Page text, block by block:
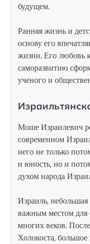
будущем.
Ранняя жизнь и
основу его
жизни. Его любовь
саморазвитию
ученого и
Моше Израилевич
современном
него не только
и юность, но и
духом народа
Израиль,
важным местом для
многих веков.
Холокоста, большое